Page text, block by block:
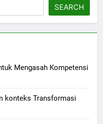
SEARCH
Mengasah Kompetensi
konteks Transformasi